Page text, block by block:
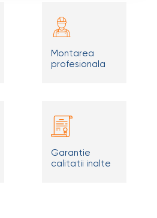
Montarea
profesionala
Garantie
calitatii inalte